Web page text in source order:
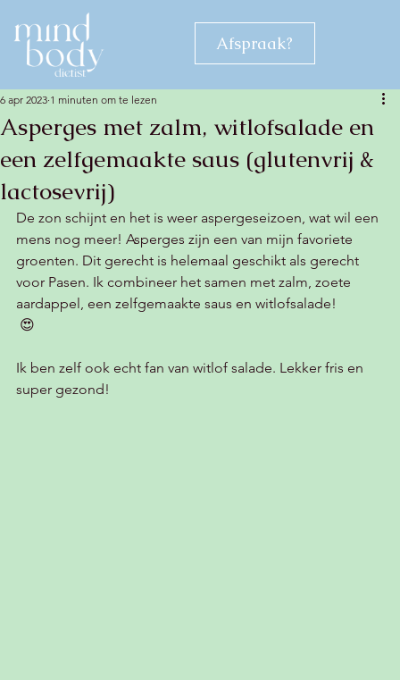
Afspraak?
Asperges met zalm, witlofsalade en
een zelfgemaakte saus (glutenvrij &
lactosevrij)
6 apr 2023 1 minuten om te lezen
De zon schijnt en het is weer aspergeseizoen, wat wil een
mens nog meer! Asperges zijn een van mijn favoriete
groenten. Dit gerecht is helemaal geschikt als gerecht
voor Pasen. Ik combineer het samen met zalm, zoete
aardappel, een zelfgemaakte saus en witlofsalade!
😍
Ik ben zelf ook echt fan van witlof salade. Lekker fris en
super gezond!